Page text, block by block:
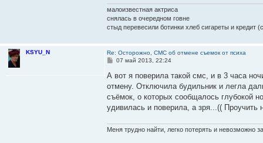
малоизвестная актриса
снялась в очередном говне
стыд перевесили ботинки хлеб сигареты и кредит
KSYU_N
Re: Осторожно, СМС об отмене съемок от психа
С
о
щ
е
и
07 май 2013, 22:24
А вот я поверила такой смс, и в 3 часа
отмену. Отключила будильник и легла
съёмок, о которых сообщалось глубокой
удивилась и поверила, а зря...(( Проучить
Меня трудно найти, легко потерять и невозможно